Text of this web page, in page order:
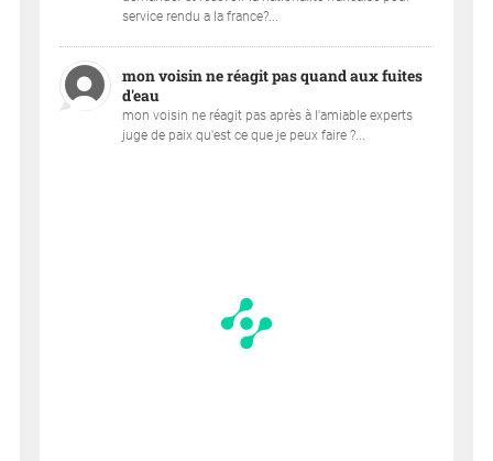
service rendu a la france?...
mon voisin ne réagit pas quand aux fuites
d'eau
mon voisin ne réagit pas après à l'amiable experts
juge de paix qu'est ce que je peux faire ?...